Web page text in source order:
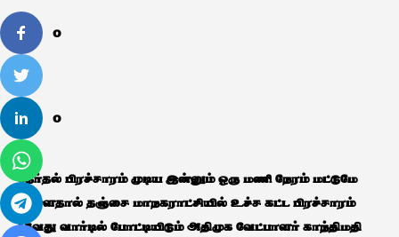
0
0
தேர்தல் பிரச்சாரம் முடிய இன்னும் ஒரு மணி நேரம் மட்டுமே
உள்ளதால் தஞ்சை மாநகராட்சியில் உச்ச கட்ட பிரச்சாரம்
15வது வார்டில் போட்டியிடும் அதிமுக வேட்பாளர் காந்திமதி